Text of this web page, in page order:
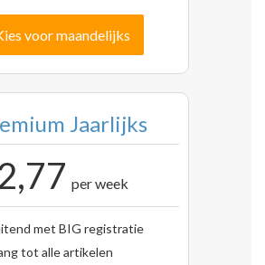
voor maandelijks
Jaarlijks
per week
met BIG registratie
tot alle artikelen